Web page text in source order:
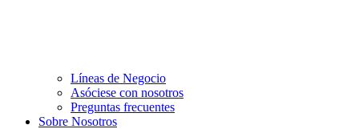
Líneas de Negocio
Asóciese con nosotros
Preguntas frecuentes
Sobre Nosotros